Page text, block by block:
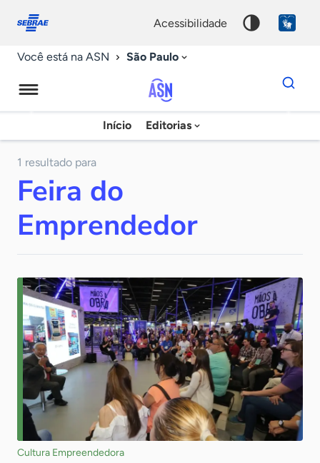
conosco
acessibilidade
Você está na ASN São Paulo
Agência
Sebrae
Início Editorias
Dados
para
chave
1 resultado para
Feira do
Emprendedor
Cultura Empreendedora